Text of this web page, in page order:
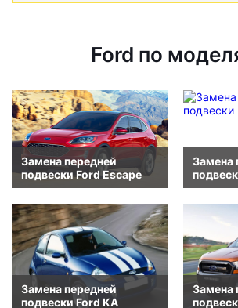
Ford по
Замена передней
подвески Ford Escape
Замена
Замена передней
подвески Ford KA
Замена